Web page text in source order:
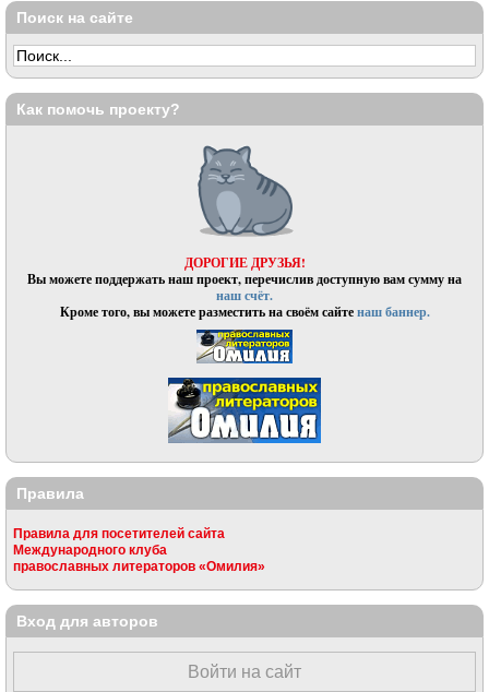
Поиск на сайте
Как помочь проекту?
ДОРОГИЕ ДРУЗЬЯ!
Вы можете поддержать наш проект, перечислив доступную вам сумму на
наш счёт.
Кроме того, вы можете разместить на своём сайтенаш баннер.
Правила
Правила для посетителей сайта
Международного клуба
православных литераторов «Омилия»
Вход для авторов
Войти на сайт